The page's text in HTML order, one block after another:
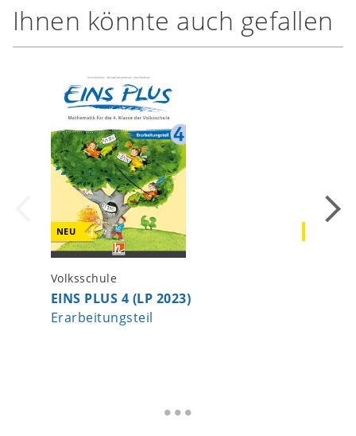
Ihnen könnte auch gefallen
NEU
Volksschule
EINS PLUS 4 (LP 2023)
Erarbeitungsteil